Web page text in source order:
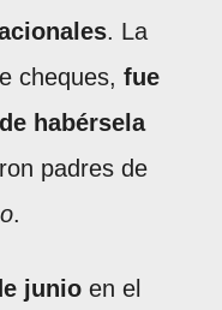
. La
cheques, fue
habérsela
padres de
.
junio en el